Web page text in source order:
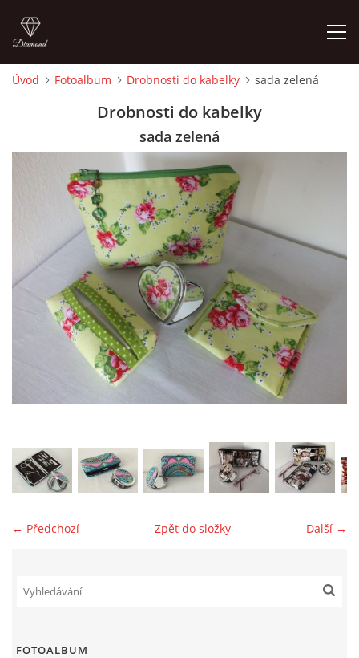
MOJE POSLEDNÍ PRÁCE
jk-laguna@seznam.cz
Úvod Fotoalbum Drobnosti do kabelky sada zelená
Drobnosti do kabelky
sada zelená
← Předchozí Další →
Zpět do složky
FOTOALBUM